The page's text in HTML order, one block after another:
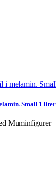
Small 1 liter
Muminfigurer